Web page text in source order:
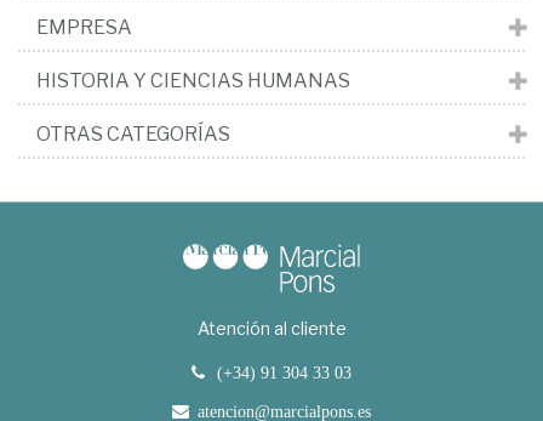
EMPRESA
HISTORIA Y CIENCIAS HUMANAS
OTRAS CATEGORÍAS
Atención al cliente
(+34) 91 304 33 03
atencion@marcialpons.es